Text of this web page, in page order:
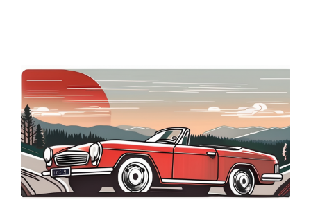
Zeige
grösseres
Bild